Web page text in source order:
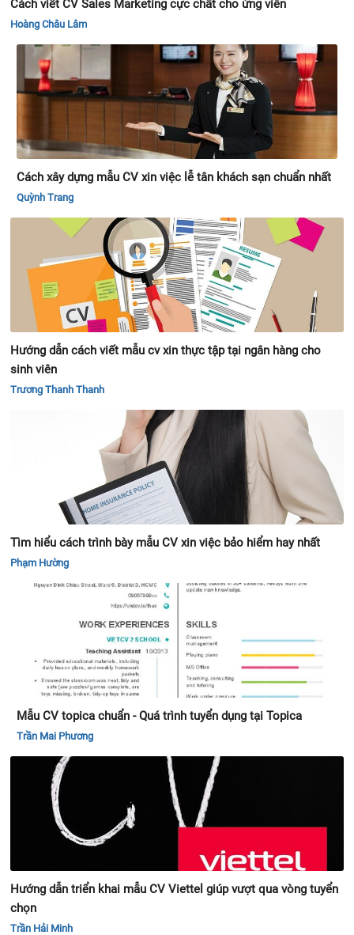
Cách viết CV Sales Marketing cực chất cho ứng viên
Hoàng Châu Lâm
Cách xây dựng mẫu CV xin việc lễ tân khách sạn chuẩn nhất
Quỳnh Trang
Hướng dẫn cách viết mẫu cv xin thực tập tại ngân hàng cho
sinh viên
Trương Thanh Thanh
Tìm hiểu cách trình bày mẫu CV xin việc bảo hiểm hay nhất
Phạm Hường
Mẫu CV topica chuẩn - Quá trình tuyển dụng tại Topica
Trần Mai Phương
Hướng dẫn triển khai mẫu CV Viettel giúp vượt qua vòng tuyển
chọn
Trần Hải Minh